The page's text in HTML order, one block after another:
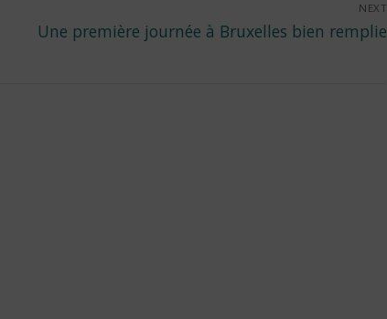
NEXT
Next
Une première journée à Bruxelles bien remplie